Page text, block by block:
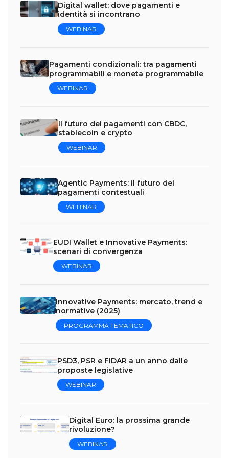
Digital wallet: dove pagamenti e
identità si incontrano
WEBINAR
Pagamenti condizionali: tra pagamenti
programmabili e moneta programmabile
WEBINAR
Il futuro dei pagamenti con CBDC,
stablecoin e crypto
WEBINAR
Agentic Payments: il futuro dei
pagamenti contestuali
WEBINAR
EUDI Wallet e Innovative Payments:
scenari di convergenza
WEBINAR
Innovative Payments: mercato, trend e
normative (2025)
PROGRAMMA TEMATICO
PSD3, PSR e FIDAR a un anno dalle
proposte legislative
WEBINAR
Digital Euro: la prossima grande
rivoluzione?
WEBINAR